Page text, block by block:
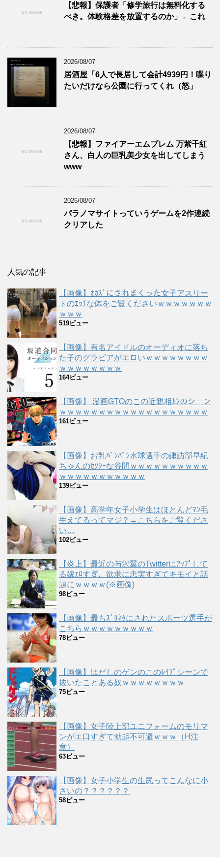
【悲報】保護者「修学旅行は無料化する
べき。体験格差を放置するのか」←これ
2026/08/07
居酒屋「6人で長居して会計4939円！喋り
たいだけなら公園に行ってくれ（怒」
2026/08/07
【悲報】ファイアーエムブレム 万紫千紅
さん、白人の巨乳美少女を出してしまう
www
2026/08/07
パラノマサイトっていうゲームを2作連続
クリアした
人気の記事
【画像】ｵｶｽﾞにされまくった女子アスリー
トのｴｯﾁな体をご覧くださいｗｗｗｗｗｗｗ
ｗｗｗ
519ビュー
【画像】有名アイドルのオーディオに落ち
た子のグラビアがエロいｗｗｗｗｗｗｗｗ
ｗｗｗｗｗｗｗｗ
164ビュー
【画像】 漫画GTOのこの近親相ｶﾝのシーン
ｗｗｗｗｗｗｗｗｗｗｗｗｗｗｗｗｗｗｗ
161ビュー
【画像】お乳ﾊﾟﾝﾊﾟﾝ水球選手の諏訪部早紀
ちゃんのｾｸｼｰな谷間ｗｗｗｗｗｗｗｗｗｗ
ｗｗｗｗｗｗｗｗｗｗｗ
139ビュー
【画像】高学年女子小学生はほとんどﾏﾝ毛
生えてるってマジ？→こちらをご覧くださ
い…
102ビュー
【炎上】最近の与沢翼のTwitterにｱｯﾌﾟして
る嫁ｴﾛすぎ、欲求に忠実すぎてキモイと話
題にｗｗｗｗ(※画像)
98ビュー
【画像】最もｽﾞﾘﾈﾀにされたスポーツ選手が
こちらｗｗｗｗｗｗｗｗｗ
78ビュー
【画像】はだしのゲンのこのﾚｲﾌﾟシーンで
抜いたことある奴ｗｗｗｗｗｗｗｗ
75ビュー
【画像】女子陸上部ユニフォームのモリマ
ンがエ口すぎて勃起不可避ｗｗｗ（H注
意）
63ビュー
【画像】女子小学生の生尻ってこんなに小
さいの？？？？？？
58ビュー